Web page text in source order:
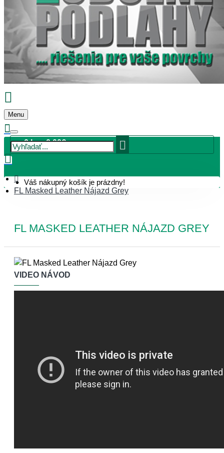
Menu
0 ks - 0,00€
Váš nákupný košík je prázdny!
FL Masked Leather Nájazd Grey
FL MASKED LEATHER NÁJAZD GREY
VIDEO NÁVOD